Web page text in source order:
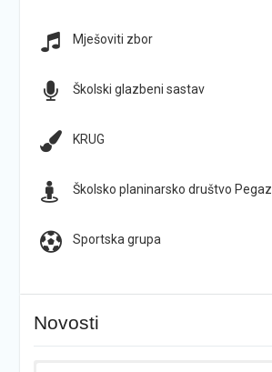
Mješoviti zbor
Školski glazbeni sastav
KRUG
Školsko planinarsko društvo Pegaz
Sportska grupa
Novosti